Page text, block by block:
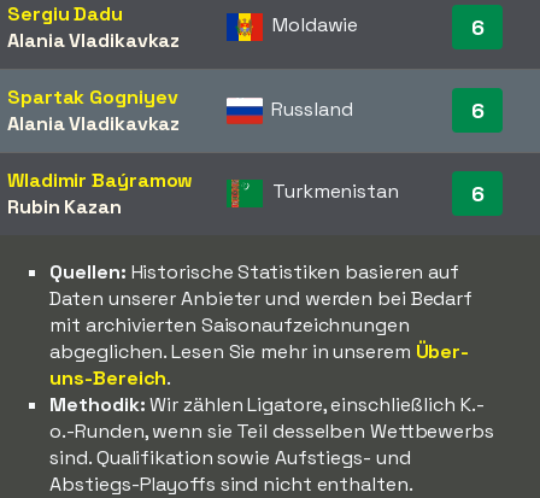
Sergiu Dadu
Alania Vladikavkaz
Moldawie 6
Spartak Gogniyev
Alania Vladikavkaz
Russland 6
Wladimir Baýramow
Rubin Kazan
Turkmenistan 6
Quellen: Historische Statistiken basieren auf
Daten unserer Anbieter und werden bei Bedarf
mit archivierten Saisonaufzeichnungen
abgeglichen. Lesen Sie mehr in unserem Über-
uns-Bereich.
Methodik:Wir zählen Ligatore, einschließlich K.-
o.-Runden, wenn sie Teil desselben Wettbewerbs
sind. Qualifikation sowie Aufstiegs- und
Abstiegs-Playoffs sind nicht enthalten.